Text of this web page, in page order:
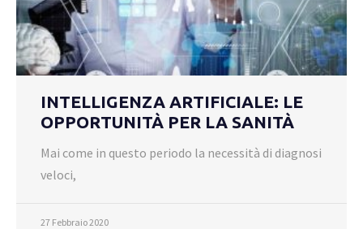
INTELLIGENZA ARTIFICIALE: LE
OPPORTUNITÀ PER LA SANITÀ
Mai come in questo periodo la necessità di diagnosi
veloci,
27 Febbraio 2020